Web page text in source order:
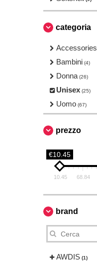
categoria
Accessories
Bambini (4)
Donna (26)
Unisex (25)
Uomo (67)
prezzo
€10.45
10.45 68.84
brand
AWDIS (1)